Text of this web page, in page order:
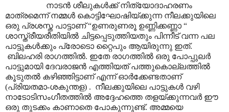
നാടൻ ശീലുകൾക്ക് നിത്യോദാഹരണം
മാത്രമെന്ന് നമ്മൾ കൊട്ടിഘോഷിയ്ക്കുന്ന നീലക്കുയിലെ
ഒരു പ്രശസ്ത പാട്ടാണ് “ഉണരുണരൂ ഉണ്ണിക്കണ്ണാ “
ശാസ്ത്രീയരീതിയിൽ ചിട്ടപ്പെടുത്തിയതും പിന്നീട് വന്ന പല
പാട്ടുകൾക്കും പ്രോടൊ റ്റൈപും ആയിരുന്നു ഇത്.
ബിലഹരി രാഗത്തിൽ. ഇതേ രാഗത്തിൽ ഒരു പോപ്പുലർ
പാട്ടുമായി ദേവരാജൻ എത്തിയത് പത്തുകൊല്ലത്തിൽ
കൂടുതൽ കഴിഞ്ഞിട്ടാണ് എന്ന് ഓർക്കേണ്ടതാണ്
(പ്രിയതമാ-ശകുന്തള) . നീലക്കുയിലെ പാട്ടുകൾ വഴി
നാടോടിസംഗീതത്തിൽ അദ്ദേഹത്തെ തളയ്ക്കുന്നവർ ഈ
ഒരു തുടക്കം കാണാതെ പോകുന്നുണ്ട്. അമ്മയെ